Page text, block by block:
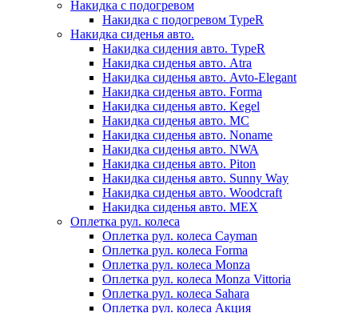
Накидка с подогревом
Накидка с подогревом TypeR
Накидка сиденья авто.
Накидка сидения авто. TypeR
Накидка сиденья авто. Atra
Накидка сиденья авто. Avto-Elegant
Накидка сиденья авто. Forma
Накидка сиденья авто. Kegel
Накидка сиденья авто. MC
Накидка сиденья авто. Noname
Накидка сиденья авто. NWA
Накидка сиденья авто. Piton
Накидка сиденья авто. Sunny Way
Накидка сиденья авто. Woodcraft
Накидка сиденья авто. МЕХ
Оплетка рул. колеса
Оплетка рул. колеса Cayman
Оплетка рул. колеса Forma
Оплетка рул. колеса Monza
Оплетка рул. колеса Monza Vittoria
Оплетка рул. колеса Sahara
Оплетка рул. колеса Акция